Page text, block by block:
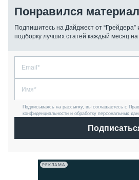
Понравился
Подпишитесь на Дайджест от “Грейдера”
подборку лучших статей каждый месяц на
Подписываясь на рассылку, вы соглашаетесь с
конфиденциальности и обработку персональных
РЕКЛАМА